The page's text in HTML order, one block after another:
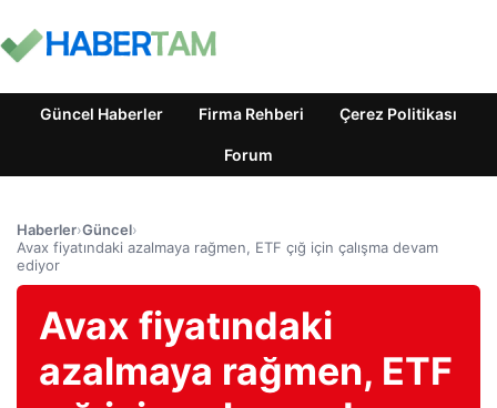
Güncel Haberler Firma Rehberi Çerez Politikası
Forum
Haberler›Güncel›
Avax fiyatındaki azalmaya rağmen, ETF çığ için çalışma devam
ediyor
Avax fiyatındaki
azalmaya rağmen, ETF